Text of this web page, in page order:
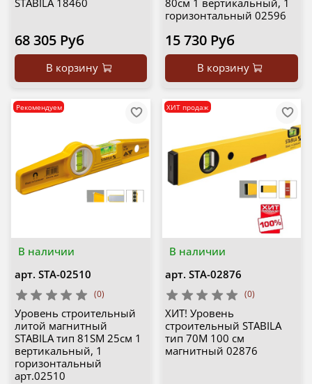
STABILA 18460
68 305 Руб
В корзину
80см 1 вертикальный, 1
горизонтальный 02596
15 730 Руб
В корзину
В наличии
Рекомендуем
арт. STA-02510
(0)
Уровень строительный
литой магнитный
STABILA тип 81SM 25см 1
вертикальный, 1
горизонтальный
арт.02510
В наличии
ХИТ продаж
арт. STA-02876
(0)
ХИТ! Уровень
строительный STABILA
тип 70М 100 см
магнитный 02876